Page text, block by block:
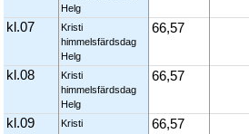
Helg
kl.07
Kristi
himmelsfärdsdag
Helg
66,57
kl.08
Kristi
himmelsfärdsdag
Helg
66,57
kl.09
Kristi
66,57